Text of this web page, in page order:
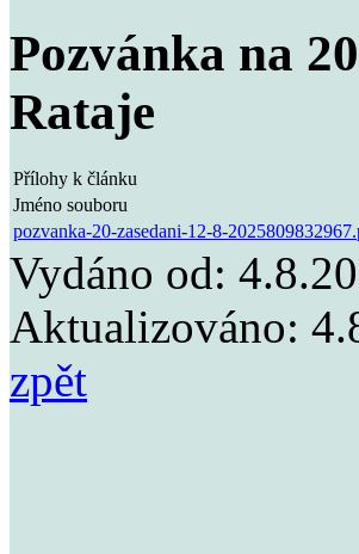
Pozvánka na
Rataje
Přílohy k článku
Jméno souboru
pozvanka-20-zasedani-12-8-
Vydáno od:
Aktualizováno:
zpět